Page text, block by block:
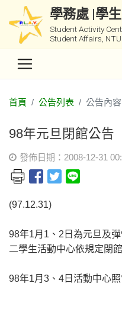
學務處 |學
Student Activity
Student Affairs, NTU
首頁 公告列表 公告內容
98年元旦閉館公告
發佈日期：2008-12-31
(97.12.31)
98年1月1、2日為元旦及
二學生活動中心依規定閉
98年1月3、4日活動中心